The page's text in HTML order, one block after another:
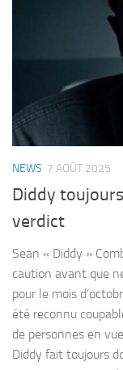
NEWS 7 AOÛT 2025
Diddy
verdict
Sean « Diddy »
caution avant que
pour le mois
été reconnu
de personnes en
Diddy fait toujours